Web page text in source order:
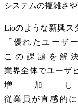
システムの複雑さ
Lioのような新興ス
「優れたユーザ
この課題を解
業界全体でユーザ
増加
従業員が直感的